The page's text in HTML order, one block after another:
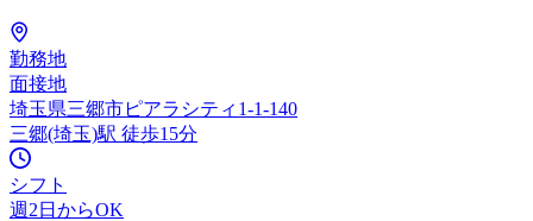
勤務地
面接地
埼玉県三郷市ピアラシティ1-1-140
三郷(埼玉)駅 徒歩15分
シフト
週2日からOK